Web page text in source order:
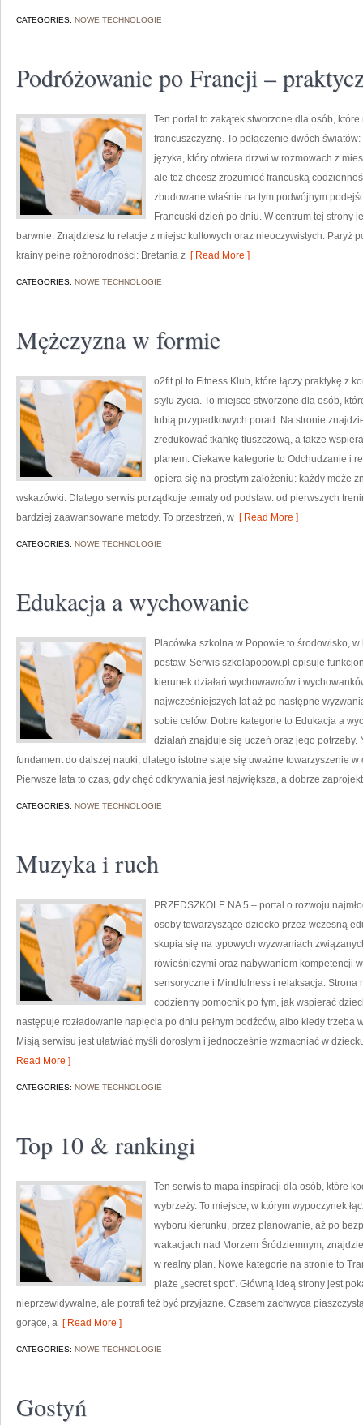
CATEGORIES: NOWE TECHNOLOGIE
Podróżowanie po Francji –
Ten portal to zakątek stworzone dla osób,
francuszczyznę. To połączenie dwóch
języka, który otwiera drzwi w rozmowach z
ale też chcesz zrozumieć francuską
zbudowane właśnie na tym podwójnym
Francuski dzień po dniu. W centrum tej strony
barwnie. Znajdziesz tu relacje z miejsc kultowych oraz nieoczywistych. Paryż
krainy pełne różnorodności: Bretania z [ Read More ]
CATEGORIES: NOWE TECHNOLOGIE
Mężczyzna w formie
o2fit.pl to Fitness Klub, które łączy praktykę z
stylu życia. To miejsce stworzone dla osób,
lubią przypadkowych porad. Na stronie
zredukować tkankę tłuszczową, a także
planem. Ciekawe kategorie to Odchudzanie i
opiera się na prostym założeniu: każdy może
wskazówki. Dlatego serwis porządkuje tematy od podstaw: od pierwszych
bardziej zaawansowane metody. To przestrzeń, w [ Read More ]
CATEGORIES: NOWE TECHNOLOGIE
Edukacja a wychowanie
Placówka szkolna w Popowie to środowisko,
postaw. Serwis szkolapopow.pl opisuje
kierunek działań wychowawców i
najwcześniejszych lat aż po następne
sobie celów. Dobre kategorie to Edukacja a
działań znajduje się uczeń oraz jego
fundament do dalszej nauki, dlatego istotne staje się uważne towarzyszenie w
Pierwsze lata to czas, gdy chęć odkrywania jest największa, a dobrze
CATEGORIES: NOWE TECHNOLOGIE
Muzyka i ruch
PRZEDSZKOLE NA 5 – portal o rozwoju
osoby towarzyszące dziecko przez wczesną
skupia się na typowych wyzwaniach
rówieśniczymi oraz nabywaniem kompetencji
sensoryczne i Mindfulness i relaksacja. Strona
codzienny pomocnik po tym, jak wspierać
następuje rozładowanie napięcia po dniu pełnym bodźców, albo kiedy trzeba
Misją serwisu jest ułatwiać myśli dorosłym i jednocześnie wzmacniać w
Read More ]
CATEGORIES: NOWE TECHNOLOGIE
Top 10 & rankingi
Ten serwis to mapa inspiracji dla osób, które
wybrzeży. To miejsce, w którym wypoczynek
wyboru kierunku, przez planowanie, aż po
wakacjach nad Morzem Śródziemnym,
w realny plan. Nowe kategorie na stronie to
plaże „secret spot”. Główną ideą strony jest
nieprzewidywalne, ale potrafi też być przyjazne. Czasem zachwyca
gorące, a [ Read More ]
CATEGORIES: NOWE TECHNOLOGIE
Gostyń